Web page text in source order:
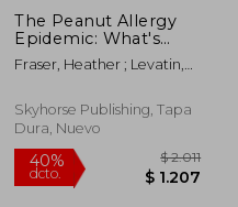
The Peanut Allergy
Epidemic: What's
Causing It and How
to Stop It (en Inglés)
Fraser, Heather ; Levatin,
Woody
Skyhorse Publishing, Tapa
Dura, Nuevo